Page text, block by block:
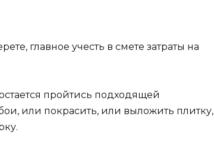
главное учесть в смете затраты на
пройтись подходящей
или покрасить, или выложить плитку,